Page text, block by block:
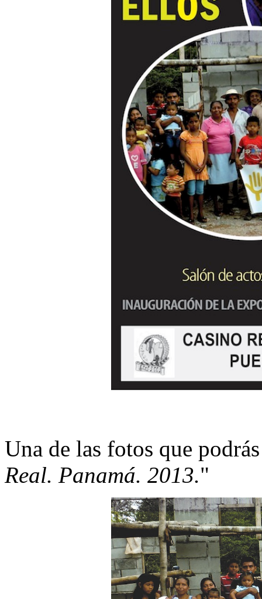
Una de las fotos que
Real. Panamá. 2013."